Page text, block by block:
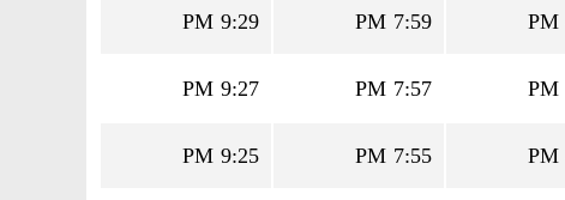
7:59 PM
9:29 PM
7:57 PM
9:27 PM
7:55 PM
9:25 PM